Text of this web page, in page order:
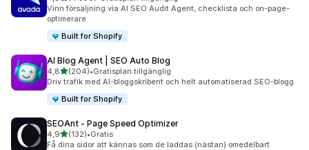
4330 recensioner totalt
Vinn försäljning via AI SEO Audit Agent, checklista och on-page-
optimerare
Built for Shopify
AI Blog Agent | SEO Auto Blog
4,8av 5 stjärnor
(204)
204 recensioner totalt
•Gratisplan tillgänglig
Driv trafik med AI-bloggskribent och helt automatiserad SEO-blogg
Built for Shopify
SEOAnt ‑ Page Speed Optimizer
4,9av 5 stjärnor
(132)
132 recensioner totalt
•Gratis
Få dina sidor att kännas som de laddas (nästan) omedelbart